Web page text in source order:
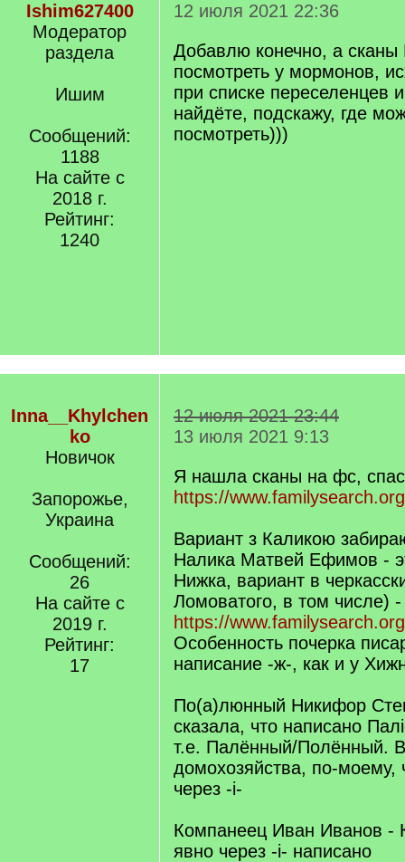
Ishim627400
Модератор
раздела
Ишим
Сообщений:
1188
На сайте с
2018 г.
Рейтинг:
1240
12 июля 2021 22:36
Добавлю конечно, а
посмотреть у мормонов,
при списке переселенцев
найдёте, подскажу, где
посмотреть)))
Inna__Khylchen
ko
Новичок
Запорожье,
Украина
Сообщений:
26
На сайте с
2019 г.
Рейтинг:
17
12 июля 2021 23:44
13 июля 2021 9:13
Я нашла сканы на фс,
https://
Вариант з Каликою
Налика Матвей Ефимов -
Нижка, вариант в
Ломоватого, в том числе) -
https://
Особенность почерка
написание -ж-, как и у
По(а)люнный Никифор
сказала, что написано
т.е. Палённый/Полённый.
домохозяйства, по-моему,
через -i-
Компанеец Иван Иванов -
явно через -і- написано